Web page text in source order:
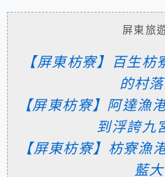
屏東旅
【屏東枋寮】百生
的村
【屏東枋寮】阿達漁
到浮誇九
【屏東枋寮】枋寮漁
藍